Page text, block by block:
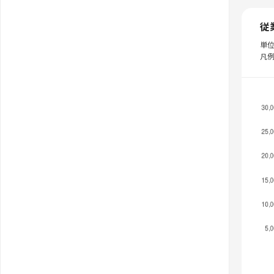
従
単
凡